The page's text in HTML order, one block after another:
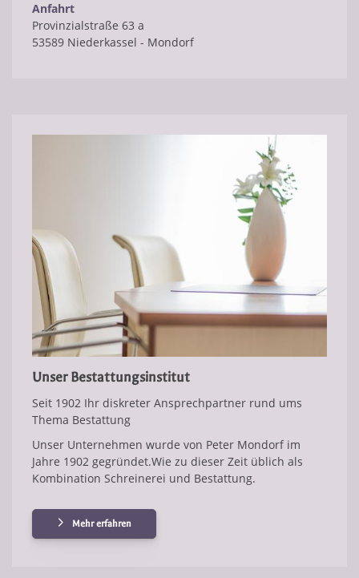
Anfahrt
Provinzialstraße 63 a
53589 Niederkassel - Mondorf
Unser Bestattungsinstitut
Seit 1902 Ihr diskreter Ansprechpartner rund ums
Thema Bestattung
Unser Unternehmen wurde von Peter Mondorf im
Jahre 1902 gegründet.Wie zu dieser Zeit üblich als
Kombination Schreinerei und Bestattung.
Mehr erfahren